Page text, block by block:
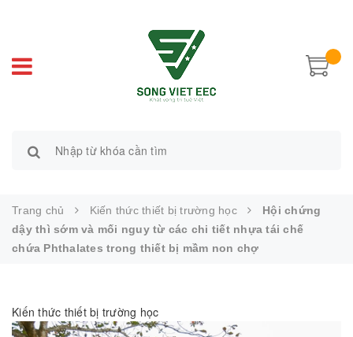
Trang chủ Kiến thức thiết bị trường học
Hội chứng
dậy thì sớm và mối nguy từ các chi tiết nhựa tái chế
chứa Phthalates trong thiết bị mầm non chợ
Kiến thức thiết bị trường học